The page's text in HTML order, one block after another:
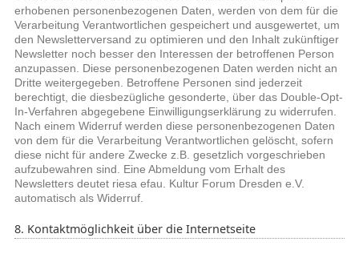
erhobenen personenbezogenen Daten, werden von dem für die
Verarbeitung Verantwortlichen gespeichert und ausgewertet, um
den Newsletterversand zu optimieren und den Inhalt zukünftiger
Newsletter noch besser den Interessen der betroffenen Person
anzupassen. Diese personenbezogenen Daten werden nicht an
Dritte weitergegeben. Betroffene Personen sind jederzeit
berechtigt, die diesbezügliche gesonderte, über das Double-Opt-
In-Verfahren abgegebene Einwilligungserklärung zu widerrufen.
Nach einem Widerruf werden diese personenbezogenen Daten
von dem für die Verarbeitung Verantwortlichen gelöscht, sofern
diese nicht für andere Zwecke z.B. gesetzlich vorgeschrieben
aufzubewahren sind. Eine Abmeldung vom Erhalt des
Newsletters deutet riesa efau. Kultur Forum Dresden e.V.
automatisch als Widerruf.
8. Kontaktmöglichkeit über die Internetseite